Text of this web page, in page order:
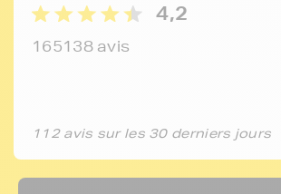
4,2
165138 avis
112 avis sur les 30 derniers jours